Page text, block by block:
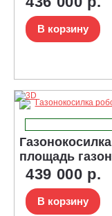
В корзину
площадь
439 000 р.
В корзину